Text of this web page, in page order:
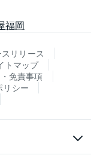
福岡
リリース
トマップ
免責事項
リシー